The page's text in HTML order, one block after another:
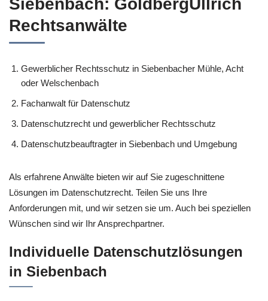
Siebenbach: GoldbergUllrich
Rechtsanwälte
Gewerblicher Rechtsschutz in Siebenbacher Mühle, Acht
oder Welschenbach
Fachanwalt für Datenschutz
Datenschutzrecht und gewerblicher Rechtsschutz
Datenschutzbeauftragter in Siebenbach und Umgebung
Als erfahrene Anwälte bieten wir auf Sie zugeschnittene
Lösungen im Datenschutzrecht. Teilen Sie uns Ihre
Anforderungen mit, und wir setzen sie um. Auch bei speziellen
Wünschen sind wir Ihr Ansprechpartner.
Individuelle Datenschutzlösungen
in Siebenbach